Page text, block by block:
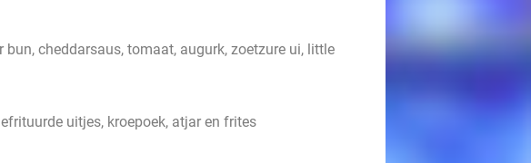
bun, cheddarsaus, tomaat, augurk, zoetzure ui, little
uitjes, kroepoek, atjar en frites